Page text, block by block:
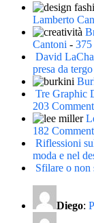
Lamberto
Cantoni - 375
David
presa da tergo
Tre Graphic
203
182
Riflessioni
moda e nel
Sfilare o non
Diego: